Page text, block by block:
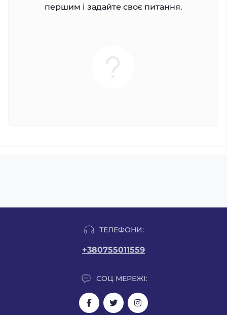
першим і задайте своє питання.
ТЕЛЕФОНИ:
+380755011559
СОЦ МЕРЕЖІ: